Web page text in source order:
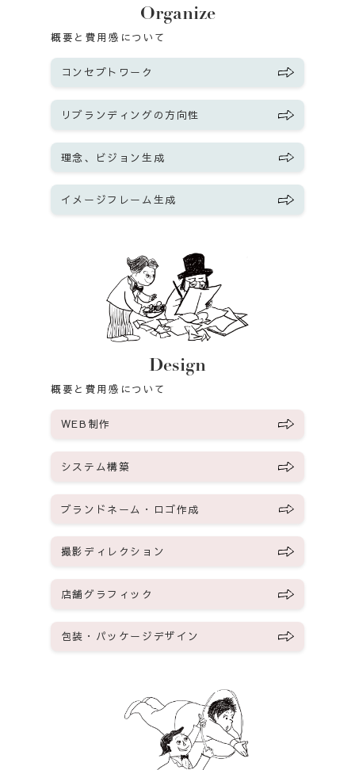
概要と費用感について
コンセプトワーク
リブランディングの方向性
理念、ビジョン生成
イメージフレーム生成
Organize
概要と費用感について
WEB制作
システム構築
ブランドネーム・ロゴ作成
撮影ディレクション
店舗グラフィック
包装・パッケージデザイン
Design